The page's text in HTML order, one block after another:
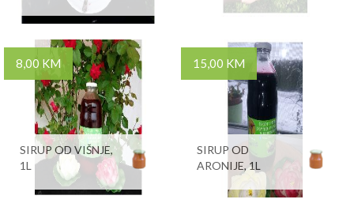
8,00 KM
SIRUP OD VIŠNJE,
1L
15,00 KM
SIRUP OD
ARONIJE, 1L